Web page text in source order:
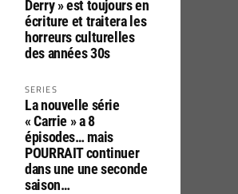
Derry » est toujours en
écriture et traitera les
horreurs culturelles
des années 30s
SERIES
La nouvelle série
« Carrie » a 8
épisodes… mais
POURRAIT continuer
dans une une seconde
saison…